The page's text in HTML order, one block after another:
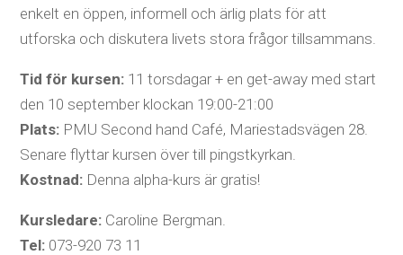
enkelt en öppen, informell och ärlig plats för att
utforska och diskutera livets stora frågor tillsammans.
Tid för kursen: 11 torsdagar + en get-away med start
den 10 september klockan 19:00-21:00
Plats: PMU Second hand Café, Mariestadsvägen 28.
Senare flyttar kursen över till pingstkyrkan.
Kostnad: Denna alpha-kurs är gratis!
Kursledare: Caroline Bergman.
Tel: 073-920 73 11